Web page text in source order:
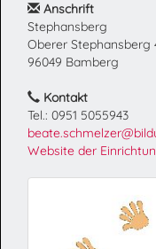
Anschrift
Stephansberg
Oberer Stephansberg
96049 Bamberg
Kontakt
Tel.: 0951 5055943
Website der